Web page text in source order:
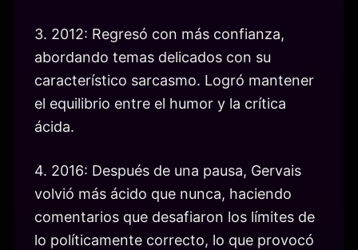
3. 2012: Regresó con más confianza,
abordando temas delicados con su
característico sarcasmo. Logró mantener
el equilibrio entre el humor y la crítica
ácida.
4. 2016: Después de una pausa, Gervais
volvió más ácido que nunca, haciendo
comentarios que desafiaron los límites de
lo políticamente correcto, lo que provocó